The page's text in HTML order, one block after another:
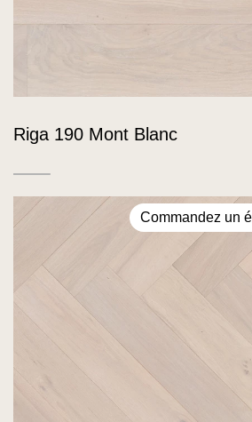
Riga 190 Mont Blanc
Commandez un